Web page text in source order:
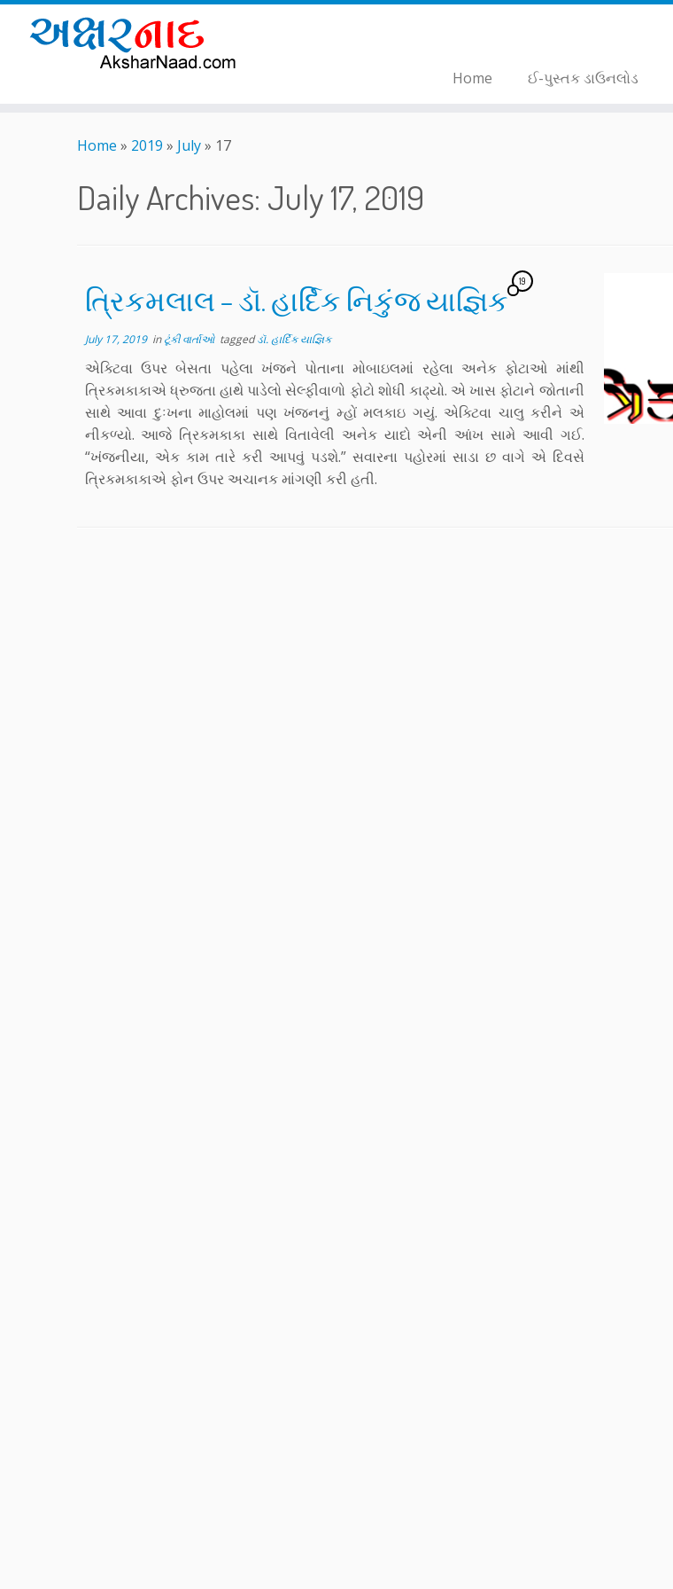
Home ઈ-પુસ્તક ડાઉનલોડ
Home » 2019 » July» 17
Daily Archives: July 17, 2019
ત્રિકમલાલ – ડૉ. હાર્દિક નિકુંજ યાજ્ઞિક
19
July 17, 2019inટૂંકી વાર્તાઓ taggedડૉ. હાર્દિક યાજ્ઞિક
એક્ટિવા ઉપર બેસતા પહેલા ખંજને પોતાના મોબાઇલમાં રહેલા અનેક ફોટાઓ માંથી
ત્રિકમકાકાએ ધ્રુજતા હાથે પાડેલો સેલ્ફીવાળો ફોટો શોધી કાઢ્યો. એ ખાસ ફોટાને જોતાની
સાથે આવા દુઃખના માહોલમાં પણ ખંજનનું મ્હોં મલકાઇ ગયું. એક્ટિવા ચાલુ કરીને એ
નીકળ્યો. આજે ત્રિકમકાકા સાથે વિતાવેલી અનેક યાદો એની આંખ સામે આવી ગઈ.
“ખંજનીયા, એક કામ તારે કરી આપવું પડશે.” સવારના પહોરમાં સાડા છ વાગે એ દિવસે
ત્રિકમકાકાએ ફોન ઉપર અચાનક માંગણી કરી હતી.